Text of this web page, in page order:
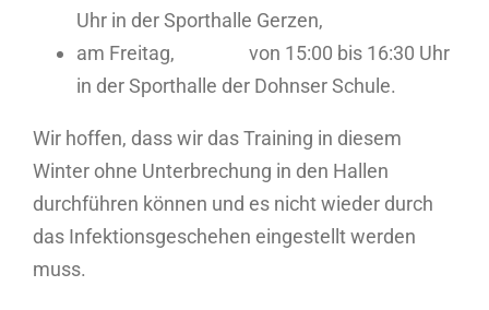
Uhr in der Sporthalle Gerzen,
am Freitag, von 15:00 bis 16:30 Uhr
in der Sporthalle der Dohnser Schule.
Wir hoffen, dass wir das Training in diesem
Winter ohne Unterbrechung in den Hallen
durchführen können und es nicht wieder durch
das Infektionsgeschehen eingestellt werden
muss.